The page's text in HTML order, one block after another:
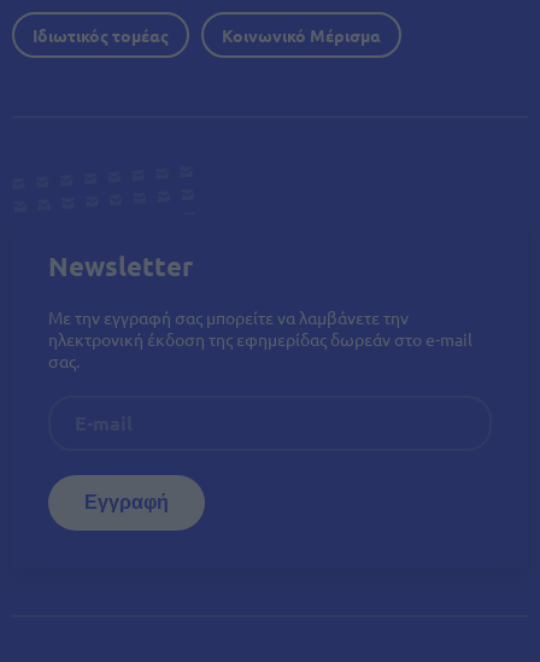
Ιδιωτικός τομέας Κοινωνικό Μέρισμα
Newsletter
Με την εγγραφή σας μπορείτε να λαμβάνετε την
ηλεκτρονική έκδοση της εφημερίδας δωρεάν στο e-mail
σας.